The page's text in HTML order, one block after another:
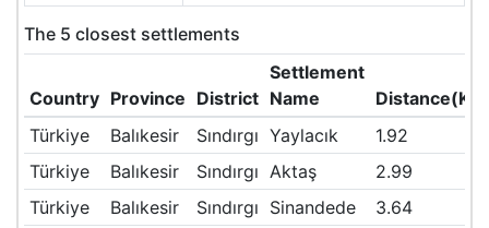
The 5 closest settlements
Country Province District
Settlement
Name
Türkiye
Balıkesir Sındırgı Yaylacık
1.92
Türkiye
Balıkesir Sındırgı Aktaş
2.99
Türkiye
Balıkesir Sındırgı Sinandede
3.64